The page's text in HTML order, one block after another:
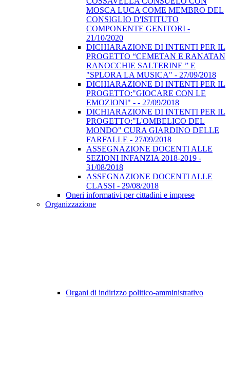
MOSCA LUCA COME MEMBRO DEL
CONSIGLIO D'ISTITUTO
COMPONENTE GENITORI -
21/10/2020
DICHIARAZIONE DI INTENTI PER IL
PROGETTO “CEMETAN E RANATAN
RANOCCHIE SALTERINE ” E
"SPLORA LA MUSICA" - 27/09/2018
DICHIARAZIONE DI INTENTI PER IL
PROGETTO:"GIOCARE CON LE
EMOZIONI" - - 27/09/2018
DICHIARAZIONE DI INTENTI PER IL
PROGETTO:"L'OMBELICO DEL
MONDO" CURA GIARDINO DELLE
FARFALLE - 27/09/2018
ASSEGNAZIONE DOCENTI ALLE
SEZIONI INFANZIA 2018-2019 -
31/08/2018
ASSEGNAZIONE DOCENTI ALLE
CLASSI - 29/08/2018
Oneri informativi per cittadini e imprese
Organizzazione
Organi di indirizzo politico-amministrativo